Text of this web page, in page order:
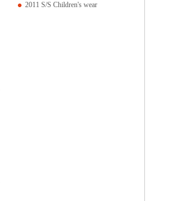
2011 S/S Children's wear